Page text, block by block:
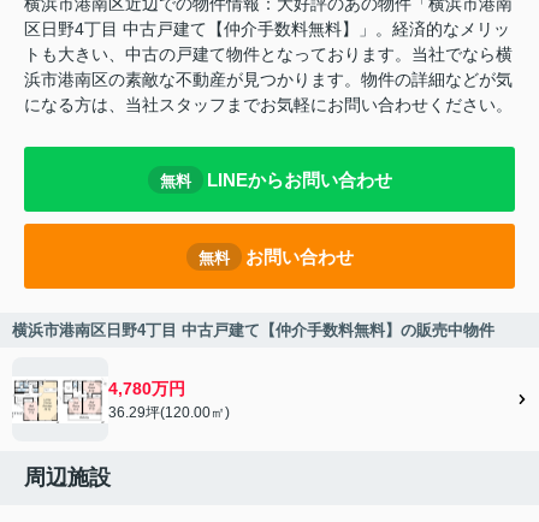
横浜市港南区近辺での物件情報：大好評のあの物件「横浜市港南
区日野4丁目 中古戸建て【仲介手数料無料】」。経済的なメリッ
トも大きい、中古の戸建て物件となっております。当社でなら横
浜市港南区の素敵な不動産が見つかります。物件の詳細などが気
になる方は、当社スタッフまでお気軽にお問い合わせください。
無料 LINEからお問い合わせ
無料 お問い合わせ
横浜市港南区日野4丁目 中古戸建て【仲介手数料無料】の販売中物件
4,780万円
36.29坪(120.00㎡)
周辺施設